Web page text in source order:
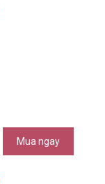
Mua ngay